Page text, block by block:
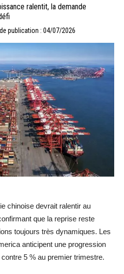
ralentit, la demande
publication : 04/07/2026
chinoise devrait ralentir au
que la reprise reste
toujours très dynamiques. Les
anticipent une progression
5 % au premier trimestre.